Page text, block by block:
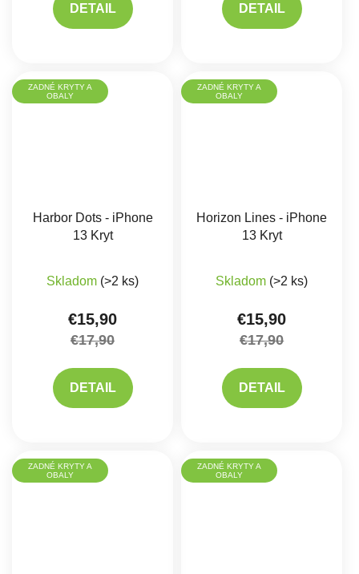
DETAIL DETAIL
ZADNÉ KRYTY A
OBALY
Harbor Dots - iPhone
13 Kryt
Skladom (>2 ks)
€15,90
€17,90
DETAIL
ZADNÉ KRYTY A
OBALY
Horizon Lines - iPhone
13 Kryt
Skladom (>2 ks)
€15,90
€17,90
DETAIL
ZADNÉ KRYTY A
OBALY
ZADNÉ KRYTY A
OBALY